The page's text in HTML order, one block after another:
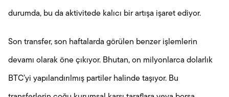
durumda, bu da aktivitede kalıcı bir artışa işaret ediyor.
Son transfer, son haftalarda görülen benzer işlemlerin
devamı olarak öne çıkıyor. Bhutan, on milyonlarca dolarlık
BTC’yi yapılandırılmış partiler halinde taşıyor. Bu